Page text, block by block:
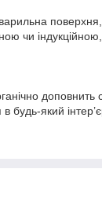
поверхня,
чи
доповнить
будь-який